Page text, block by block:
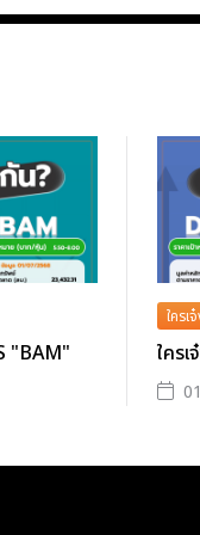
"BAM"
ใครเ
ใคร